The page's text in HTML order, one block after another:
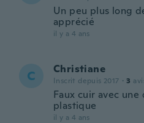
Un peu plus long
apprécié
il y a 4 ans
C Christiane
Inscrit depuis 2017 · 3
Faux cuir avec
plastique
il y a 4 ans